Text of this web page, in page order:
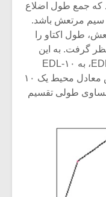
که جمع طول اضلاع
سیم مرتعش باشد.
طول اکتاو را
گرفت. به این
ترتیب سیستم فواصل ما به جای ۵-EDL، به ۱۰-EDL
تبدیل خواهد شد و طول سیم مرتعش معادل محیط یک ۱۰
و به ۱۰ قسمت مساوی طولی تقسیم